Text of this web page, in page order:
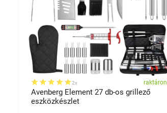
2x raktáron
Avenberg Element 27 db-os grillező
eszközkészlet